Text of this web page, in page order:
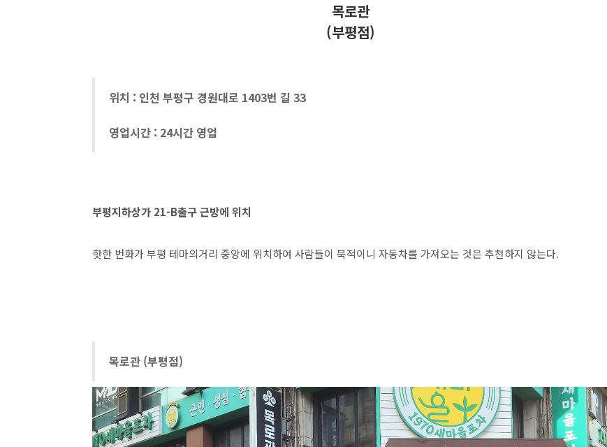
목로관
(부평점)
위치 : 인천 부평구 경원대로 1403번 길 33
영업시간 : 24시간 영업
부평지하상가 21-B출구 근방에 위치
핫한 번화가 부평 테마의거리 중앙에 위치하여 사람들이 북적이니 자동차를 가져오는 것은 추천하지 않는다.
목로관 (부평점)